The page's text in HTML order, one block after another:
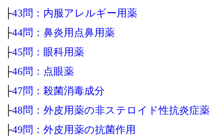
├43問：内服アレルギー用薬
├44問：鼻炎用点鼻用薬
├45問：眼科用薬
├46問：点眼薬
├47問：殺菌消毒成分
├48問：外皮用薬の非ステロイド性抗炎症薬
├49問：外皮用薬の抗菌作用